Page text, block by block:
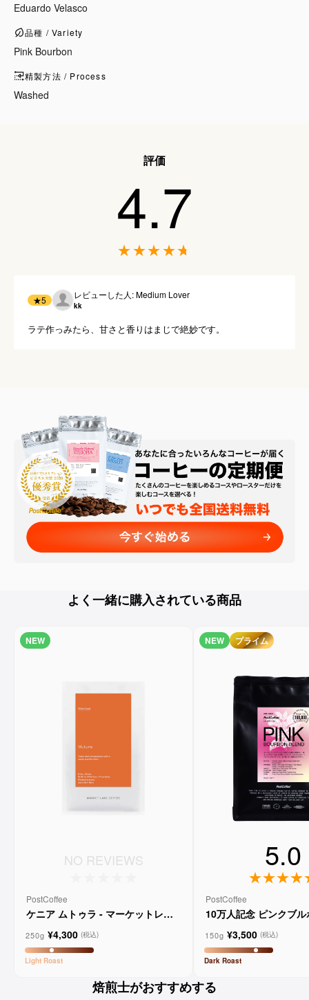
Eduardo Velasco
品種 / Variety
Pink Bourbon
精製方法 / Process
Washed
評価
4.7
★5 レビューした人: Medium Lover
kk
ラテ作っみたら、甘さと香りはまじで絶妙です。
よく一緒に購入されている商品
NEW
NO REVIEWS
PostCoffee
ケニア ムトゥラ - マーケットレー
250g ¥4,300 (税込)
Light Roast
NEW プライム
5.0
PostCoffee
10万人記念 ピンクブ
150g ¥3,500 (税込)
Dark Roast
焙煎士がおすすめする